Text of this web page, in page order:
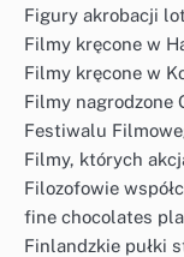
Figury akrobacji
Filmy kręcone w
Filmy kręcone w
Filmy nagrodzone
Festiwalu
Filmy, których
Filozofowie
fine chocolates
Finlandzkie pułki